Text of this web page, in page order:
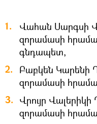
Վահան Սարգսի
զորամասի
գնդապետ,
Բաբկեն Կարենի
զորամասի
Վրույր
զորամասի